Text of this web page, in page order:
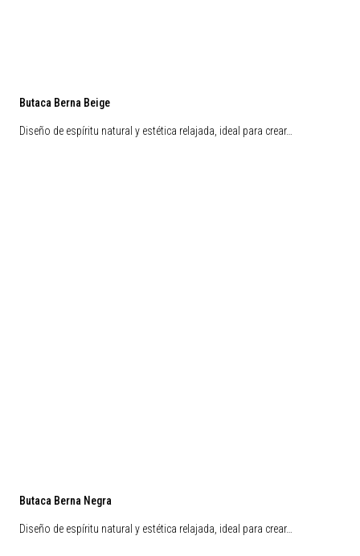
Butaca Berna Beige
Diseño de espíritu natural y estética relajada, ideal para crear…
Butaca Berna Negra
Diseño de espíritu natural y estética relajada, ideal para crear…